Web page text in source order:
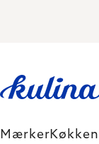
MærkerKøkken